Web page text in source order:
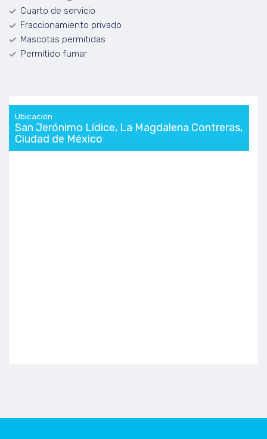
Cuarto de servicio
Fraccionamiento privado
Mascotas permitidas
Permitido fumar
Ubicación
San Jerónimo Lídice, La Magdalena Contreras,
Ciudad de México